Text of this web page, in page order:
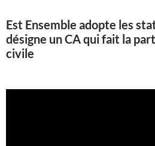
Est Ensemble adopte les
désigne un CA qui fait la
civile